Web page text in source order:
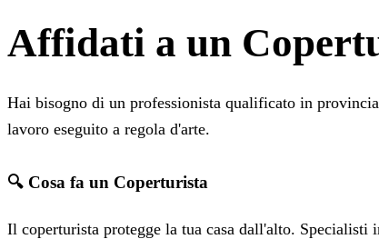
Affidati a un
Hai bisogno di un professionista qualificato in
lavoro eseguito a regola d'arte.
🔍 Cosa fa un Coperturista
Il coperturista protegge la tua casa dall'alto.